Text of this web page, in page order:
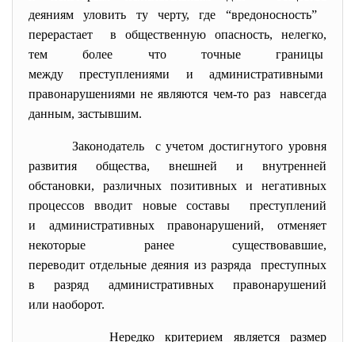
деяниям уловить ту черту, где “вредоносность”
перерастает в общественную опасность, нелегко,
тем более что точные границы
между преступлениями и административными
правонарушениями не являются чем-то раз навсегда
данным, застывшим.
Законодатель с учетом достигнутого уровня
развития общества, внешней и внутренней
обстановки, различных позитивных и негативных
процессов вводит новые составы преступлений
и административных правонарушений, отменяет
некоторые ранее существовавшие,
переводит отдельные деяния из разряда преступных
в разряд административных правонарушений
или наоборот.
Нередко критерием является размер